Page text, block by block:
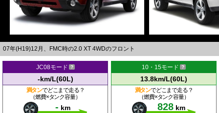
07年(H19)12月、FMC時の2.0 XT 4WDのフロント
JC08モード
-km/L(60L)
満タンでどこまで走る？
（燃費×タンク容量）
- km
10・15モード
13.8km/L(60L)
満タンでどこまで走る？
（燃費×タンク容量）
828 km